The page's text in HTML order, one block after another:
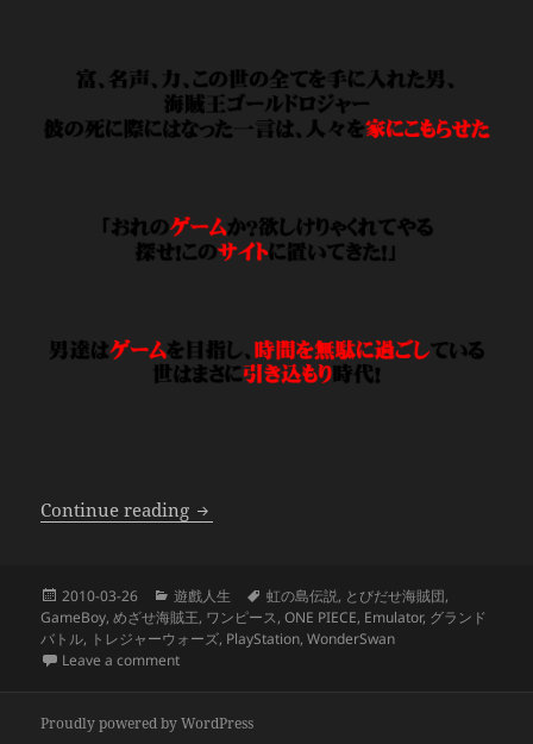
Continue reading 海賊王遊戲寶典 第一卷
Posted
on
2010-03-26 Categories
遊戲人生 Tags
虹の島伝説, とびだせ海賊団,
GameBoy,めざせ海賊王, ワンピース,ONE PIECE, Emulator, グランド
バトル, トレジャーウォーズ, PlayStation,WonderSwan
Leave a commenton 海賊王遊戲寶典 第一卷
Proudly powered by WordPress